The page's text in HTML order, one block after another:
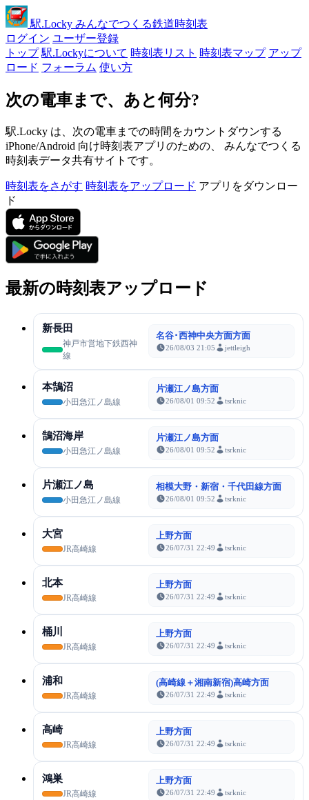
駅.Locky みんなでつくる鉄道時刻表
ログイン ユーザー登録
トップ 駅.Lockyについて 時刻表リスト 時刻表マップ アップ
ロード フォーラム 使い方
次の電車まで、あと何分?
駅.Locky は、次の電車までの時間をカウントダウンする
iPhone/Android 向け時刻表アプリのための、 みんなでつくる
時刻表データ共有サイトです。
時刻表をさがす 時刻表をアップロード アプリをダウンロー
ド
最新の時刻表アップロード
新長田
神戸市営地下鉄西神
線
名谷･西神中央方面方面
26/08/03 21:05 jettleigh
本鵠沼
小田急江ノ島線
片瀬江ノ島方面
26/08/01 09:52 tsrknic
鵠沼海岸
小田急江ノ島線
片瀬江ノ島方面
26/08/01 09:52 tsrknic
片瀬江ノ島
小田急江ノ島線
相模大野・新宿・千代田線方面
26/08/01 09:52 tsrknic
大宮
JR高崎線
上野方面
26/07/31 22:49 tsrknic
北本
JR高崎線
上野方面
26/07/31 22:49 tsrknic
桶川
JR高崎線
上野方面
26/07/31 22:49 tsrknic
浦和
JR高崎線
(高崎線＋湘南新宿)高崎方面
26/07/31 22:49 tsrknic
高崎
JR高崎線
上野方面
26/07/31 22:49 tsrknic
鴻巣
JR高崎線
上野方面
26/07/31 22:49 tsrknic